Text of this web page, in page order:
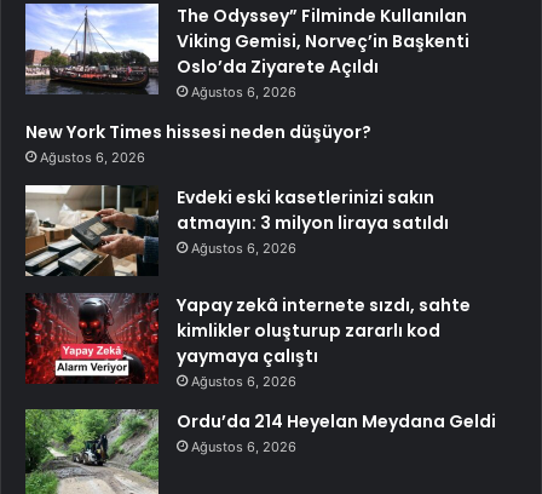
The Odyssey” Filminde Kullanılan
Viking Gemisi, Norveç’in Başkenti
Oslo’da Ziyarete Açıldı
Ağustos 6, 2026
New York Times hissesi neden düşüyor?
Ağustos 6, 2026
Evdeki eski kasetlerinizi sakın
atmayın: 3 milyon liraya satıldı
Ağustos 6, 2026
Yapay zekâ internete sızdı, sahte
kimlikler oluşturup zararlı kod
yaymaya çalıştı
Ağustos 6, 2026
Ordu’da 214 Heyelan Meydana Geldi
Ağustos 6, 2026